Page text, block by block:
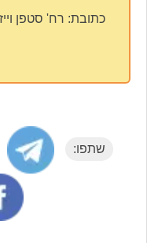
כתובת: רח' סטפן וייז 18, ראשון לציון
שתפו: